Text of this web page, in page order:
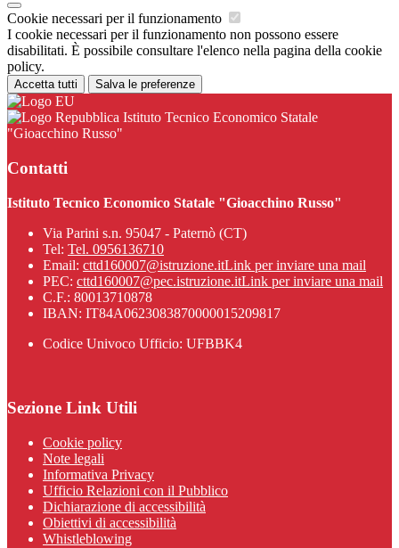
Cookie necessari per il funzionamento
I cookie necessari per il funzionamento non possono essere
disabilitati. È possibile consultare l'elenco nella pagina della cookie
policy.
Accetta tutti Salva le preferenze
Istituto Tecnico Economico Statale
"Gioacchino Russo"
Contatti
Istituto Tecnico Economico Statale "Gioacchino Russo"
Via Parini s.n. 95047 - Paternò (CT)
Tel: Tel. 0956136710
Email: cttd160007@istruzione.itLink per inviare una mail
PEC: cttd160007@pec.istruzione.itLink per inviare una mail
C.F.: 80013710878
IBAN: IT84A0623083870000015209817
Codice Univoco Ufficio: UFBBK4
Sezione Link Utili
Cookie policy
Note legali
Informativa Privacy
Ufficio Relazioni con il Pubblico
Dichiarazione di accessibilità
Obiettivi di accessibilità
Whistleblowing